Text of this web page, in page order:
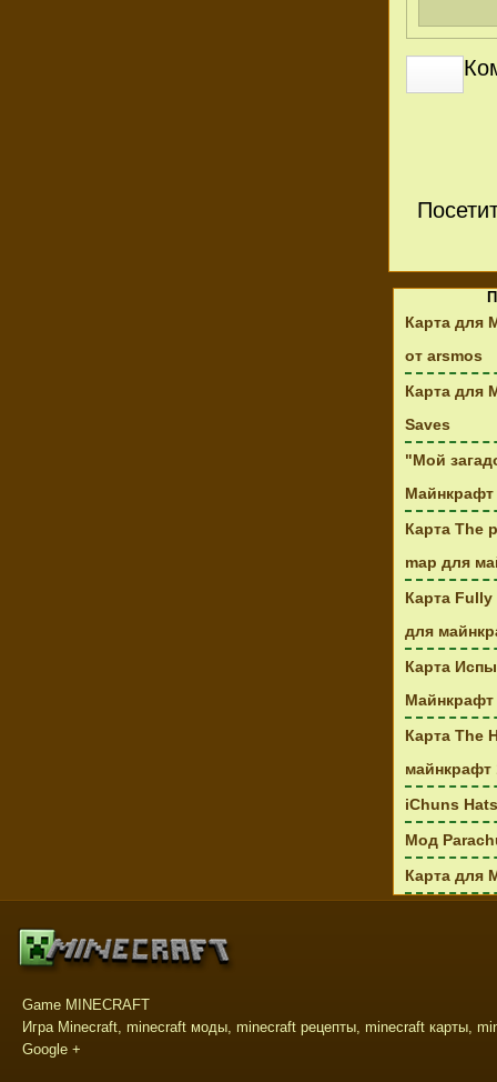
Карта для
от arsmos
Карта для
Saves
"Мой
Майнкрафт
Карта The
map для
Карта
для
Карта
Майнкрафт
Карта The
майнкрафт
iChuns
Мод
Карта для
Game MINECRAFT
Игра Minecraft, minecraft моды, minecraft рецепты, minecraft карты,
Google +